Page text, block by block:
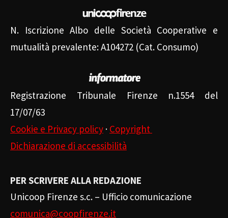
N. Iscrizione Albo delle Società Cooperative e
mutualità prevalente: A104272 (Cat. Consumo)
Registrazione Tribunale Firenze n.1554 del
17/07/63
Cookie e Privacy policy · Copyright
Dichiarazione di accessibilità
PER SCRIVERE ALLA REDAZIONE
Unicoop Firenze s.c. – Ufficio comunicazione
comunica@coopfirenze.it